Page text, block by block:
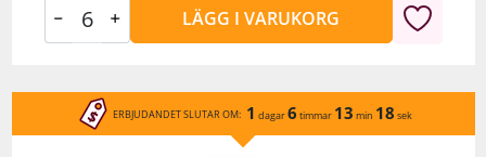
LÄGG I VARUKORG
ERBJUDANDET SLUTAR OM: 1 dagar6 timmar 13 min 18 sek